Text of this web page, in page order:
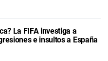
La FIFA investiga a
e insultos a España